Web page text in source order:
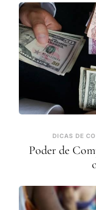
DICAS DE
Poder de